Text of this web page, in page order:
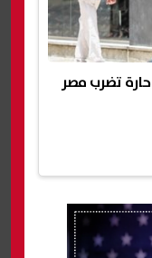
حارة تضرب مصر